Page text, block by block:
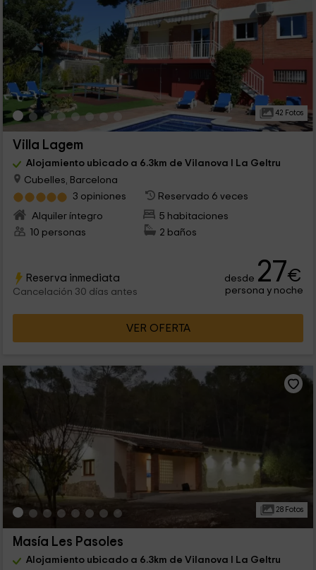
42 Fotos
Villa Lagem
Alojamiento ubicado a 6.3km de Vilanova I La Geltru
Cubelles, Barcelona
3 opiniones
Reservado 6 veces
Alquiler íntegro
5 habitaciones
10 personas
2 baños
Reserva inmediata
Cancelación 30 días antes
desde 27€
persona y noche
VER OFERTA
28 Fotos
Masía Les Pasoles
Alojamiento ubicado a 6.3km de Vilanova I La Geltru